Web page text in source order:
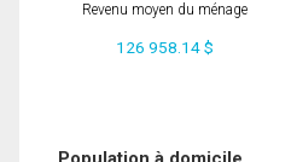
Revenu moyen du ménage
126 958.14 $